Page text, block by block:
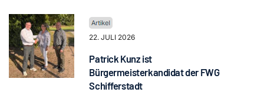
22. JULI 2026
Patrick Kunz ist
Bürgermeisterkandidat der FWG
Schifferstadt